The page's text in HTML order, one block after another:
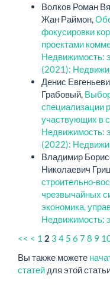
Волков Роман
Жан Раймон,
фокусировки
проектами
Недвижимость:
(2021):
Денис
Грабовый,
специализации
участвующих в
Недвижимость:
(2022):
Владимир
Николаевич
строительно-
чрезвычайных
экономика,
Недвижимость:
<< < 1 2 3 4 5 6 78 9
Вы также можете
статей для этой